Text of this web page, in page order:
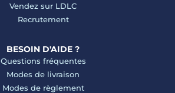
Vendez sur LDLC
Recrutement
BESOIN D'AIDE ?
Questions fréquentes
Modes de livraison
Modes de règlement